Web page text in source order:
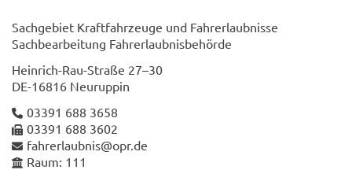
Sach­ge­biet Kraft­fahr­zeu­ge und Fahr­erlaub­nis­se
Sach­be­ar­bei­tung Fahr­erlaub­nis­be­hör­de
Heinrich-​Rau-Straße 27–30
DE-​16816 Neu­rup­pin
03391 688 3658
03391 688 3602
fahr­erlaub­nis@opr.de
Raum: 111